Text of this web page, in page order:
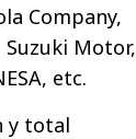
Company,
Suzuki Motor,
etc.
y total